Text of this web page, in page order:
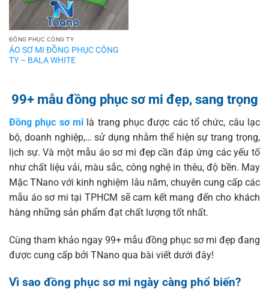
ĐỒNG PHỤC CÔNG TY
ÁO SƠ MI ĐỒNG PHỤC CÔNG
TY – BALA WHITE
99+ mẫu đồng phục sơ mi đẹp, sang trọng
Đồng phục sơ mi là trang phục được các tổ chức, câu lạc
bộ, doanh nghiệp,… sử dụng nhằm thể hiện sự trang trọng,
lịch sự.Và một mẫu áo sơ mi đẹp cần đáp ứng cácyếu tố
như chất liệu vải, màu sắc, công nghệ in thêu, độ bền. May
Mặc TNanovới kinh nghiệm lâu năm,chuyên cung cấp các
mẫu áo sơ mi tại TPHCM sẽ cam kết mang đến cho khách
hàng những sản phẩm đạt chất lượng tốt nhất.
Cùng tham khảo ngay 99+ mẫu đồng phục sơ mi đẹp đang
được cung cấp bởi TNano qua bài viết dưới đây!
Vì sao đồng phục sơ mi ngày càng phổ biến?